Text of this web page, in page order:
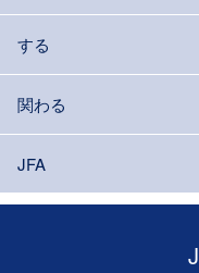
する
関わる
JFA